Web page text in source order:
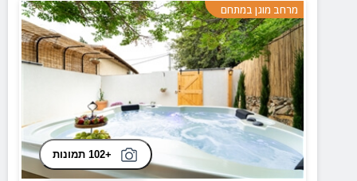
מרחב מוגן במתחם
+102 תמונות